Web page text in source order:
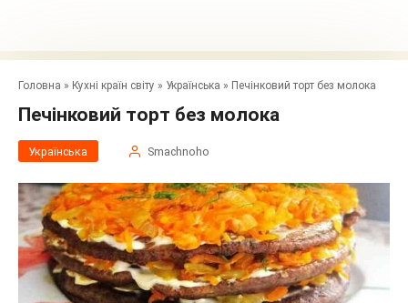
Головна » Кухні країн світу » Українська » Печінковий торт без молока
Печінковий торт без молока
Українська Smachnoho